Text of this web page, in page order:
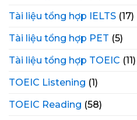
Tài liệu tổng hợp IELTS (17)
Tài liệu tổng hợp PET (5)
Tài liệu tổng hợp TOEIC (11)
TOEIC Listening (1)
TOEIC Reading (58)